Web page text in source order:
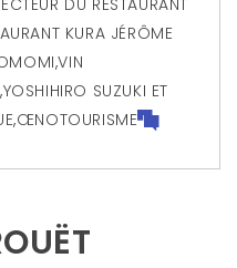
KURA JÉRÔME
,VIN
,YOSHIHIRO SUZUKI ET
,ŒNOTOURISME